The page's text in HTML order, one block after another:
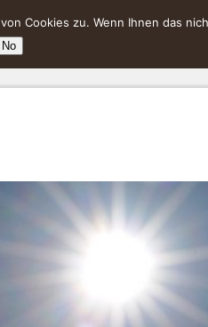
Cookies zu. Wenn Ihnen das
No